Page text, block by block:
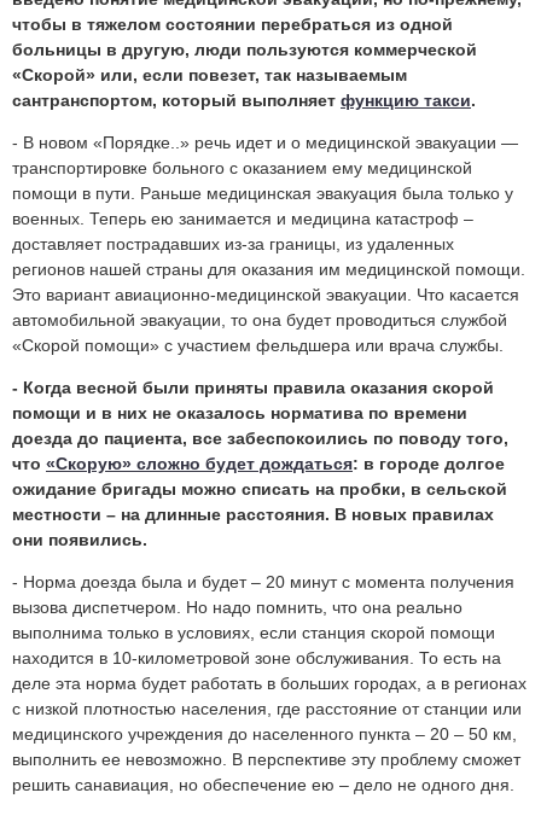
чтобы в тяжелом состоянии перебраться из одной
больницы в другую, люди пользуются коммерческой
«Скорой» или, если повезет, так называемым
сантранспортом, который выполняет функцию такси.
- В новом «Порядке..» речь идет и о медицинской эвакуации —
транспортировке больного с оказанием ему медицинской
помощи в пути. Раньше медицинская эвакуация была только у
военных. Теперь ею занимается и медицина катастроф –
доставляет пострадавших из-за границы, из удаленных
регионов нашей страны для оказания им медицинской помощи.
Это вариант авиационно-медицинской эвакуации. Что касается
автомобильной эвакуации, то она будет проводиться службой
«Скорой помощи» с участием фельдшера или врача службы.
- Когда весной были приняты правила оказания скорой
помощи и в них не оказалось норматива по времени
доезда до пациента, все забеспокоились по поводу того,
что «Скорую» сложно будет дождаться: в городе долгое
ожидание бригады можно списать на пробки, в сельской
местности – на длинные расстояния. В новых правилах
они появились.
- Норма доезда была и будет – 20 минут с момента получения
вызова диспетчером. Но надо помнить, что она реально
выполнима только в условиях, если станция скорой помощи
находится в 10-километровой зоне обслуживания. То есть на
деле эта норма будет работать в больших городах, а в регионах
с низкой плотностью населения, где расстояние от станции или
медицинского учреждения до населенного пункта – 20 – 50 км,
выполнить ее невозможно. В перспективе эту проблему сможет
решить санавиация, но обеспечение ею – дело не одного дня.